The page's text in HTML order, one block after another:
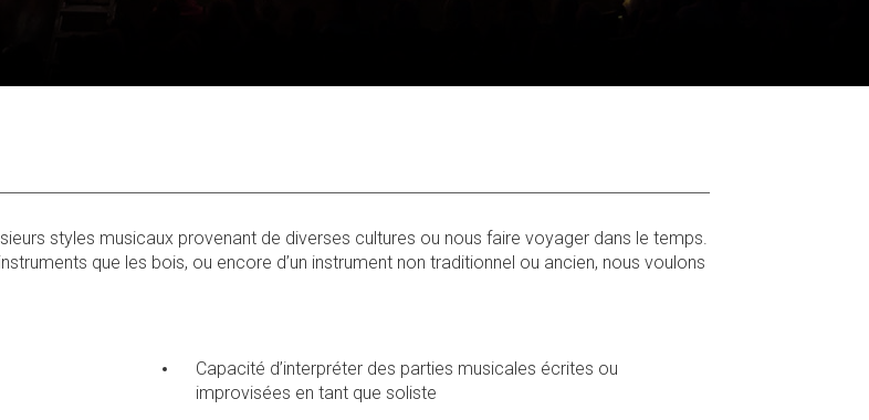
styles musicaux provenant de diverses cultures ou nous faire voyager dans le temps.
que les bois, ou encore d’un instrument non traditionnel ou ancien, nous voulons
Capacité d’interpréter des parties musicales écrites ou
improvisées en tant que soliste